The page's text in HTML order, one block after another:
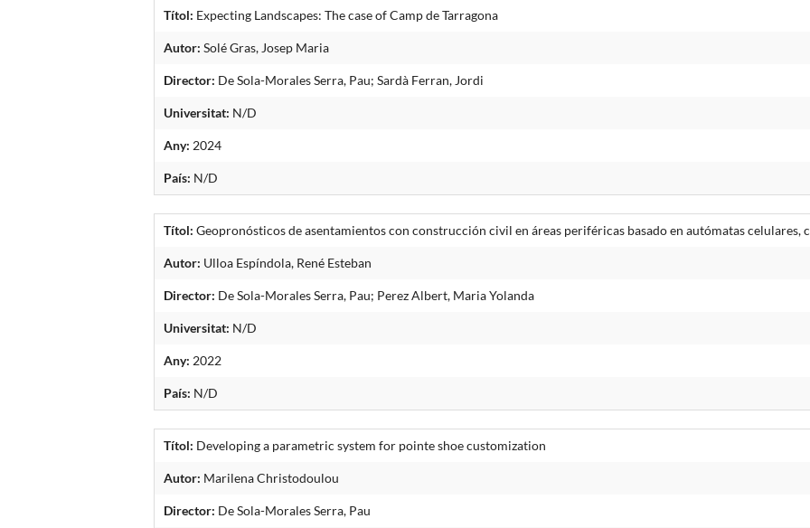
Títol: Expecting Landscapes: The case of Camp de Tarragona
Autor: Solé Gras, Josep Maria
Director: De Sola-Morales Serra, Pau; Sardà Ferran, Jordi
Universitat: N/D
Any: 2024
País: N/D
Títol: Geopronósticos de asentamientos con construcción civil en áreas periféricas basado en autómatas celulares,
Autor: Ulloa Espíndola, René Esteban
Director: De Sola-Morales Serra, Pau; Perez Albert, Maria Yolanda
Universitat: N/D
Any: 2022
País: N/D
Títol: Developing a parametric system for pointe shoe customization
Autor: Marilena Christodoulou
Director: De Sola-Morales Serra, Pau